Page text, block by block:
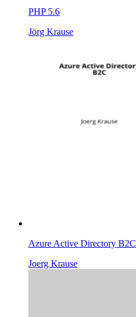
PHP 5.6
Jörg Krause
Azure Active Directory B2C
Joerg Krause